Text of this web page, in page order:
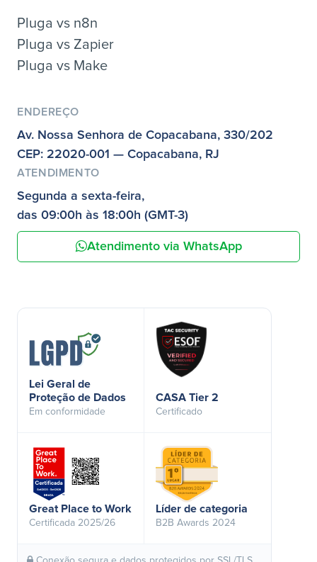
Pluga vs n8n
Pluga vs Zapier
Pluga vs Make
ENDEREÇO
Av. Nossa Senhora de Copacabana, 330/202
CEP: 22020-001 — Copacabana, RJ
ATENDIMENTO
Segunda a sexta-feira,
das 09:00h às 18:00h (GMT-3)
Atendimento via WhatsApp
Lei Geral de
Proteção de Dados
Em conformidade
CASA Tier 2
Certificado
Great Place to Work
Certificada 2025/26
Líder de categoria
B2B Awards 2024